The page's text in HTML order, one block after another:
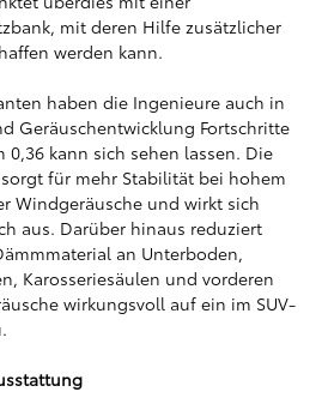
mit deren Hilfe zusätzlicher
werden kann.
haben die Ingenieure auch in
Geräuschentwicklung Fortschritte
0,36 kann sich sehen lassen. Die
für mehr Stabilität bei hohem
Windgeräusche und wirkt sich
aus. Darüber hinaus reduziert
an Unterboden,
Karosseriesäulen und vorderen
wirkungsvoll auf ein im SUV-